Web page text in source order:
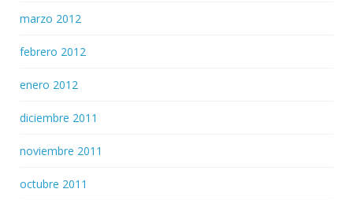
marzo 2012
febrero 2012
enero 2012
diciembre 2011
noviembre 2011
octubre 2011